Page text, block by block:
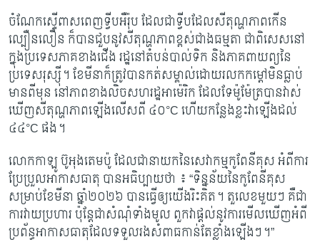
ចំណែកស្ទើពាសពេញទ្វីបអឺរ៉ុប ដែលជាទ្វីបដែលសីតុណ្ហភាពកើន
ល្បឿនលឿន ក៏បានជួប​នូវ​សីតុណ្ហភាពខ្ពស់ជាងធម្មតា ជាពិសេសនៅ
ក្នុងប្រទេសភាគខាងជើង រដ្ឋនៅតំបន់​បាល់ទិក និង​ភាគពាយព្យនៃ
ប្រទេសរុស្ស៊ី។ ខែមីនាក៏ត្រូវបានកត់សម្គាល់​ដោយរលក​កម្តៅ​មិន​ធ្លាប់​
មាន​ពីមុន នៅភាពខាងលិចសហរដ្ឋអាម៉េរិក ដែលទែម៉ូម៉ែត្របានវាស់
ឃើញ​សីតុណ្ហភាព​ឡើង​លើសពី ៤០°Cហើយកន្លែងខ្លះវាឡើងដល់
៤៤°C ផង។
លោកកាឡូ ប៊ូអុងតេមប៉ូ ដែលជានាយកនៃសេវាកម្មកូពែនីគុស អំពីការ
ប្រែប្រួល​អាកាសធាតុ បានអធិប្បាយថា ៖ “ទិន្នន័យនៃកូពែនីគុស
សម្រាប់ខែមីនា ឆ្នាំ២០២៦ បានធ្វើឲ្យយើង​រិះគិត។ តួលេខមួយៗ គឺជា
ការវាយប្រហារ ប៉ុន្តែជាសំណុំទាំងមូល ពួកវាផ្តល់នូវការ​មើល​ឃើញ​អំពី
ប្រព័ន្ធអាកាសធាតុ​ដែលទទួលរងសំពាធកាន់តែខ្លាំងឡើងៗ។”